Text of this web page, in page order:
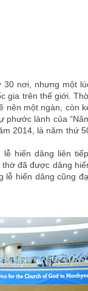
30 nơi, nhưng một
gia trên thế giới.
nên một ngàn, còn
phước lành của
2014, là năm thứ
hiến dâng liên tiếp.
đã được dâng
lễ hiến dâng cũng